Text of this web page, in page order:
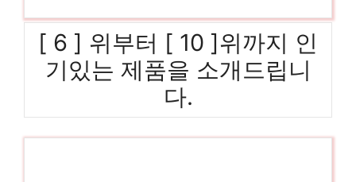
[ 6 ] 위부터 [ 10 ]위까지 인
기있는 제품을 소개드립니
다.